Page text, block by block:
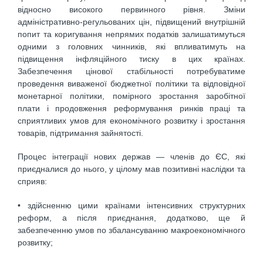
відносно високого первинного рівня. Зміни
адміністративно-регульованих цін, підвищений внутрішній
попит та коригування непрямих податків залишатимуться
одними з головних чинників, які впливатимуть на
підвищення інфляційного тиску в цих країнах.
Забезпечення цінової стабільності потребуватиме
проведення виваженої бюджетної політики та відповідної
монетарної політики, помірного зростання заробітної
плати і продовження реформування ринків праці та
сприятливих умов для економічного розвитку і зростання
товарів, підтримання зайнятості.
Процес інтеграції нових держав — членів до ЄС, які
приєдналися до нього, у цілому мав позитивні наслідки та
сприяв:
• здійсненню цими країнами інтенсивних структурних
реформ, а після приєднання, додатково, ще й
забезпеченню умов по збалансуванню макроекономічного
розвитку;